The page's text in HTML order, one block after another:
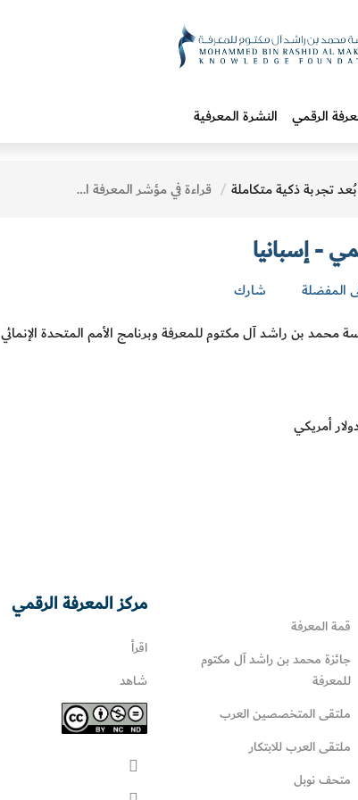
الرقمي النشرة المعرفية
تجربة ذكية متكاملة قراءة في مؤشر المعرفة العالمي - إسبانيا
- إسبانيا
المفضلة
شارك
بن راشد آل مكتوم للمعرفة وبرنامج الأمم المتحدة الإنمائي
قمة المعرفة
جائزة محمد بن راشد آل مكتوم
للمعرفة
ملتقى المتخصصين العرب
ملتقى العرب للابتكار
متحف نوبل
مركز المعرفة الرقمي
اقرأ
شاهد